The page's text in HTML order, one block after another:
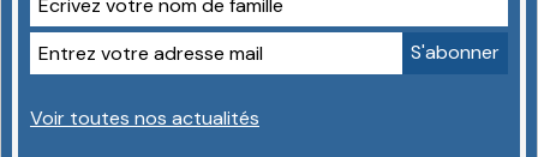
Voir toutes nos actualités